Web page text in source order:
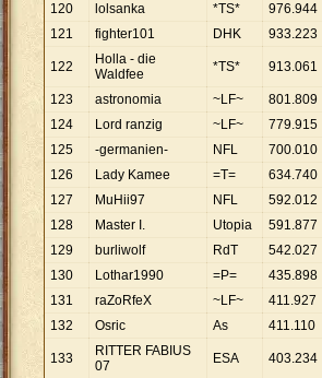
120
lolsanka *TS* 976.944
121
fighter101 DHK 933.223
122
Holla - die
Waldfee
*TS* 913.061
123 astronomia ~LF~ 801.809
124
Lord ranzig ~LF~ 779.915
125
-germanien- NFL 700.010
126
Lady Kamee =T= 634.740
127
MuHii97 NFL 592.012
128
Master I. Utopia 591.877
129
burliwolf RdT 542.027
130
Lothar1990 =P= 435.898
131
raZoRfeX ~LF~ 411.927
132
Osric As 411.110
133
RITTER FABIUS
07
ESA 403.234